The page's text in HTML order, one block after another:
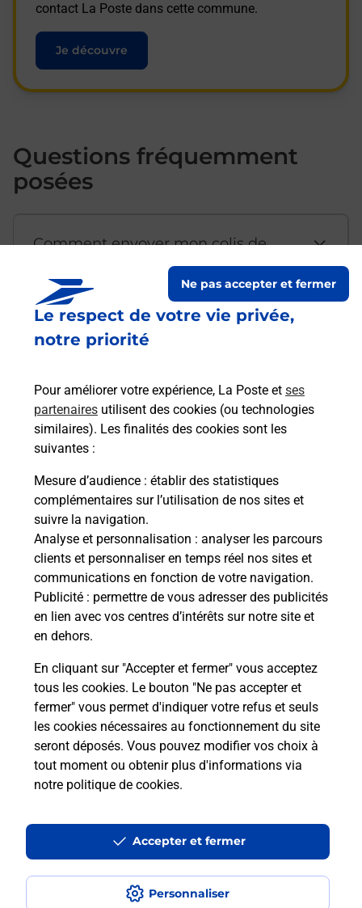
Le respect de votre vie privée,
notre priorité
Pour améliorer votre expérience, La Poste et ses
partenaires utilisent des cookies (ou technologies
similaires). Les finalités des cookies sont les
suivantes :
Mesure d’audience : établir des statistiques
complémentaires sur l’utilisation de nos sites et
suivre la navigation.
Analyse et personnalisation : analyser les parcours
clients et personnaliser en temps réel nos sites et
communications en fonction de votre navigation.
Publicité : permettre de vous adresser des publicités
en lien avec vos centres d’intérêts sur notre site et
en dehors.
En cliquant sur "Accepter et fermer" vous acceptez
tous les cookies. Le bouton "Ne pas accepter et
fermer" vous permet d'indiquer votre refus et seuls
les cookies nécessaires au fonctionnement du site
seront déposés. Vous pouvez modifier vos choix à
tout moment ou obtenir plus d'informations via
notre politique de cookies.
Personnaliser
Ne pas accepter et fermer
Accepter et fermer
contact La Poste dans cette commune.
Je découvre
Questions fréquemment
posées
Comment envoyer mon colis de
Est-il possible d’acheter un
emballage directement depuis un
Comment demander une
modification de livraison ?
Comment La Poste participe-t-elle
à votre sécurité au quotidien ?
Puis-je passer mon code de la route
avec La Poste et sous quelles
conditions ?
Localiser Liste Maine-et-Loire GENNES VAL DE LOIRE
Accessibilité : partiellement conforme
Conditions contractuelles